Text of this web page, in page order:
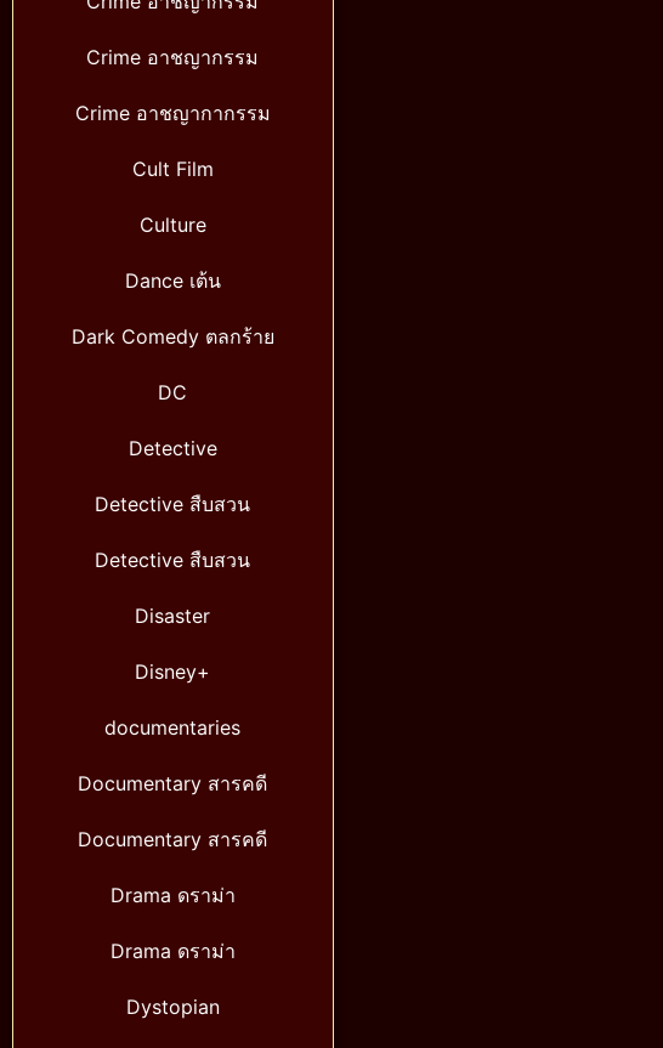
Crime อาชญากรรม
Crime อาชญากากรรม
Cult Film
Culture
Dance เต้น
Dark Comedy ตลกร้าย
DC
Detective
Detective สืบสวน
Detective สืบสวน
Disaster
Disney+
documentaries
Documentary สารคดี
Documentary สารคดี
Drama ดราม่า
Drama ดราม่า
Dystopian